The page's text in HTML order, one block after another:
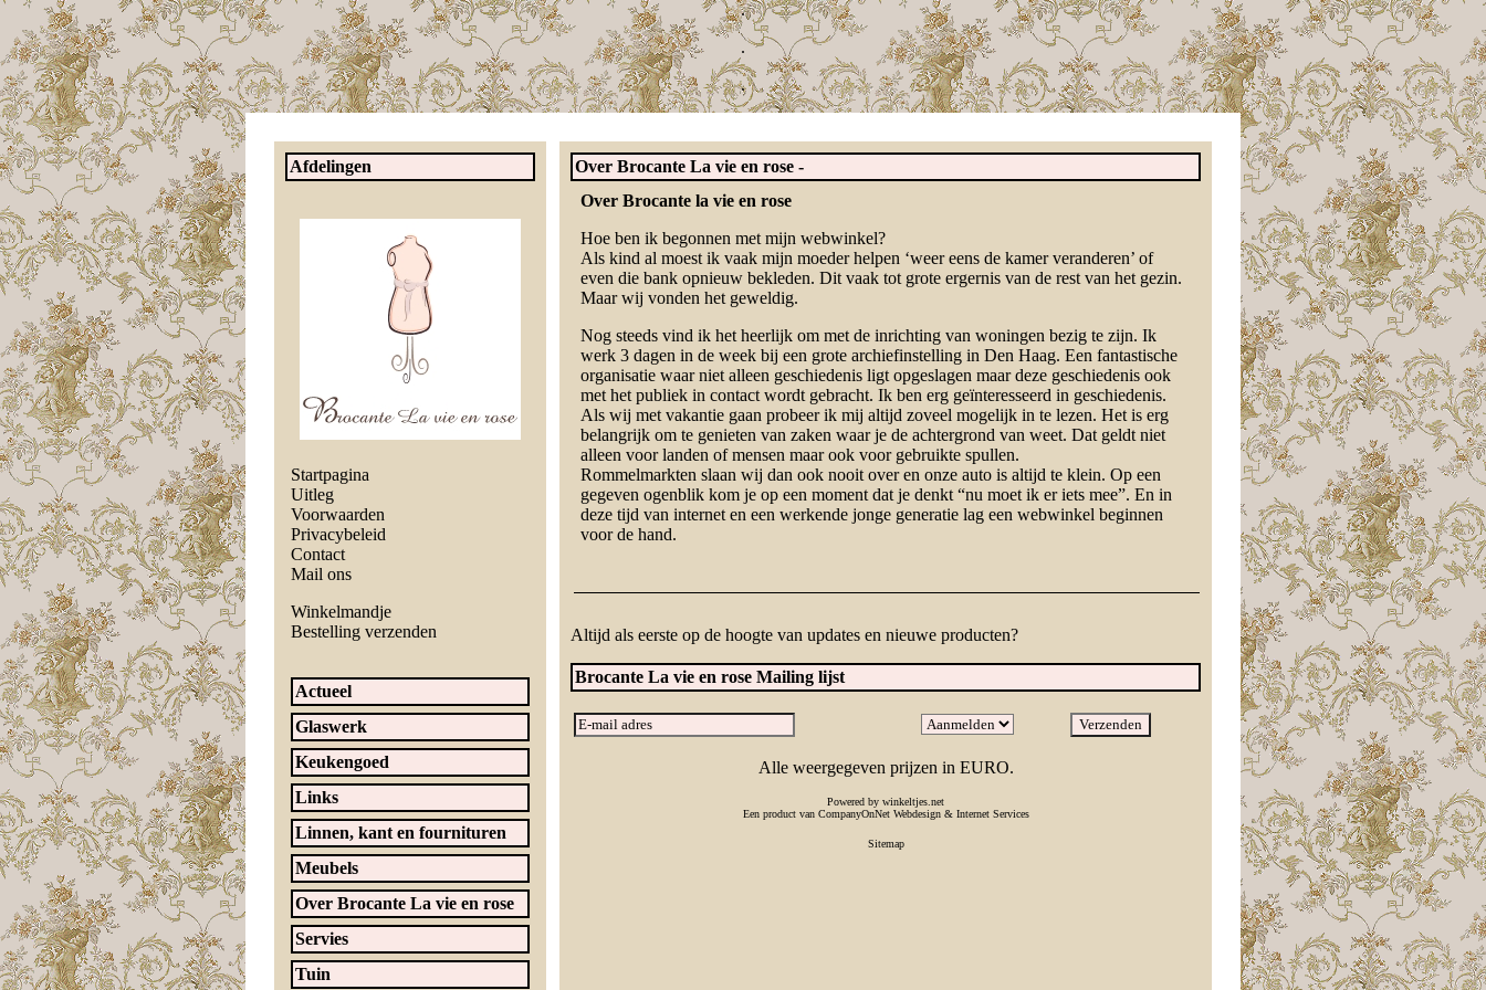
.
.
.
Afdelingen
Startpagina
Uitleg
Voorwaarden
Privacybeleid
Contact
Mail ons
Winkelmandje
Bestelling verzenden
Actueel
Glaswerk
Keukengoed
Links
Linnen, kant en fournituren
Meubels
Over Brocante La vie en rose
Servies
Tuin
Over Brocante La vie en rose -
Over Brocante la vie en rose
Hoe ben ik begonnen met mijn webwinkel?
Als kind al moest ik vaak mijn moeder helpen ‘weer eens de kamer veranderen’ of
even die bank opnieuw bekleden. Dit vaak tot grote ergernis van de rest van het gezin.
Maar wij vonden het geweldig.
Nog steeds vind ik het heerlijk om met de inrichting van woningen bezig te zijn. Ik
werk 3 dagen in de week bij een grote archiefinstelling in Den Haag. Een fantastische
organisatie waar niet alleen geschiedenis ligt opgeslagen maar deze geschiedenis ook
met het publiek in contact wordt gebracht. Ik ben erg geïnteresseerd in geschiedenis.
Als wij met vakantie gaan probeer ik mij altijd zoveel mogelijk in te lezen. Het is erg
belangrijk om te genieten van zaken waar je de achtergrond van weet. Dat geldt niet
alleen voor landen of mensen maar ook voor gebruikte spullen.
Rommelmarkten slaan wij dan ook nooit over en onze auto is altijd te klein. Op een
gegeven ogenblik kom je op een moment dat je denkt “nu moet ik er iets mee”. En in
deze tijd van internet en een werkende jonge generatie lag een webwinkel beginnen
voor de hand.
Altijd als eerste op de hoogte van updates en nieuwe producten?
Brocante La vie en rose Mailing lijst
Alle weergegeven prijzen in EURO.
Powered by winkeltjes.net
Een product van CompanyOnNetWebdesign & Internet Services
Sitemap